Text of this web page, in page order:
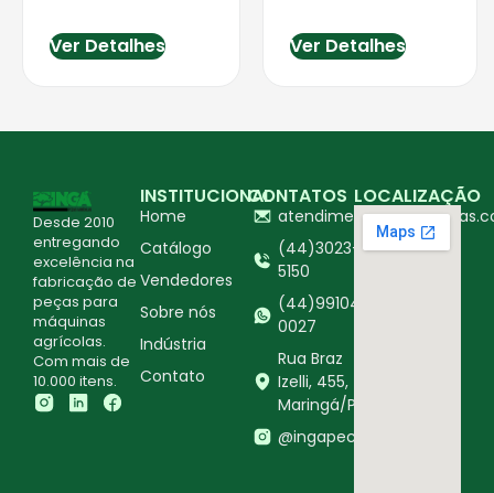
Ver Detalhes Ver Detalhes
Desde 2010
entregando
excelência na
fabricação de
peças para
máquinas
agrícolas.
Com mais de
10.000 itens.
INSTITUCIONAL
Home
Catálogo
Vendedores
Sobre nós
Indústria
Contato
CONTATOS
(44)3023-
5150
(44)99104-
0027
Rua Braz
Izelli, 455,
Maringá/PR
@ingapecasagricolas
LOCALIZAÇÃO